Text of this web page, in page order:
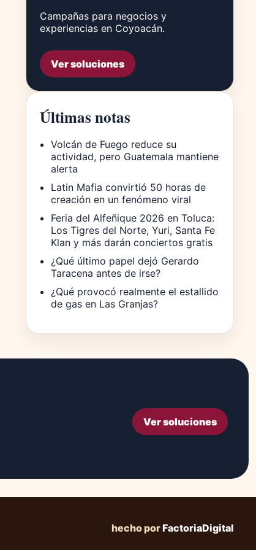
Campañas para negocios y
experiencias en Coyoacán.
Ver soluciones
Últimas notas
Volcán de Fuego reduce su
actividad, pero Guatemala mantiene
alerta
Latin Mafia convirtió 50 horas de
creación en un fenómeno viral
Feria del Alfeñique 2026 en Toluca:
Los Tigres del Norte, Yuri, Santa Fe
Klan y más darán conciertos gratis
¿Qué último papel dejó Gerardo
Taracena antes de irse?
¿Qué provocó realmente el estallido
de gas en Las Granjas?
Ver soluciones
hecho porFactoriaDigital